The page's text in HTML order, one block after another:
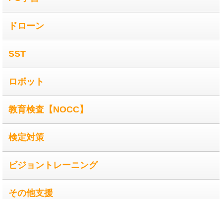
ドローン
SST
ロボット
教育検査【NOCC】
検定対策
ビジョントレーニング
その他支援